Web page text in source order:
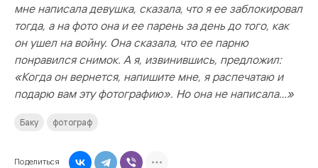
мне написала девушка, сказала, что я ее заблокировал
тогда, а на фото она и ее парень за день до того, как
он ушел на войну. Она сказала, что ее парню
понравился снимок. А я, извинившись, предложил:
«Когда он вернется, напишите мне, я распечатаю и
подарю вам эту фотографию». Но она не написала…»
Баку фотограф
Поделиться